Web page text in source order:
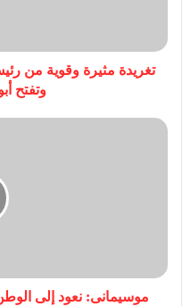
تغريدة مثيرة وقوية من
وتفتح
موسيمانى: نعود إلى